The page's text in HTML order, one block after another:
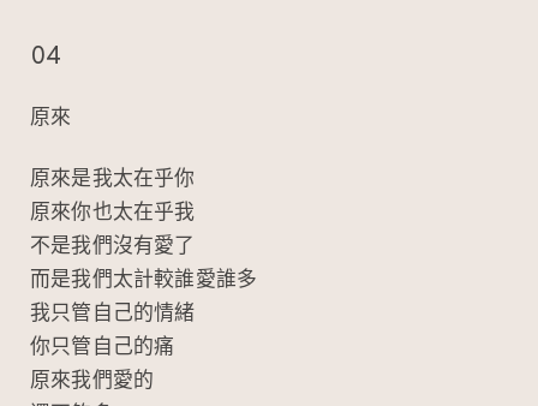
04
原來
原來是我太在乎你
原來你也太在乎我
不是我們沒有愛了
而是我們太計較誰愛誰多
我只管自己的情緒
你只管自己的痛
原來我們愛的